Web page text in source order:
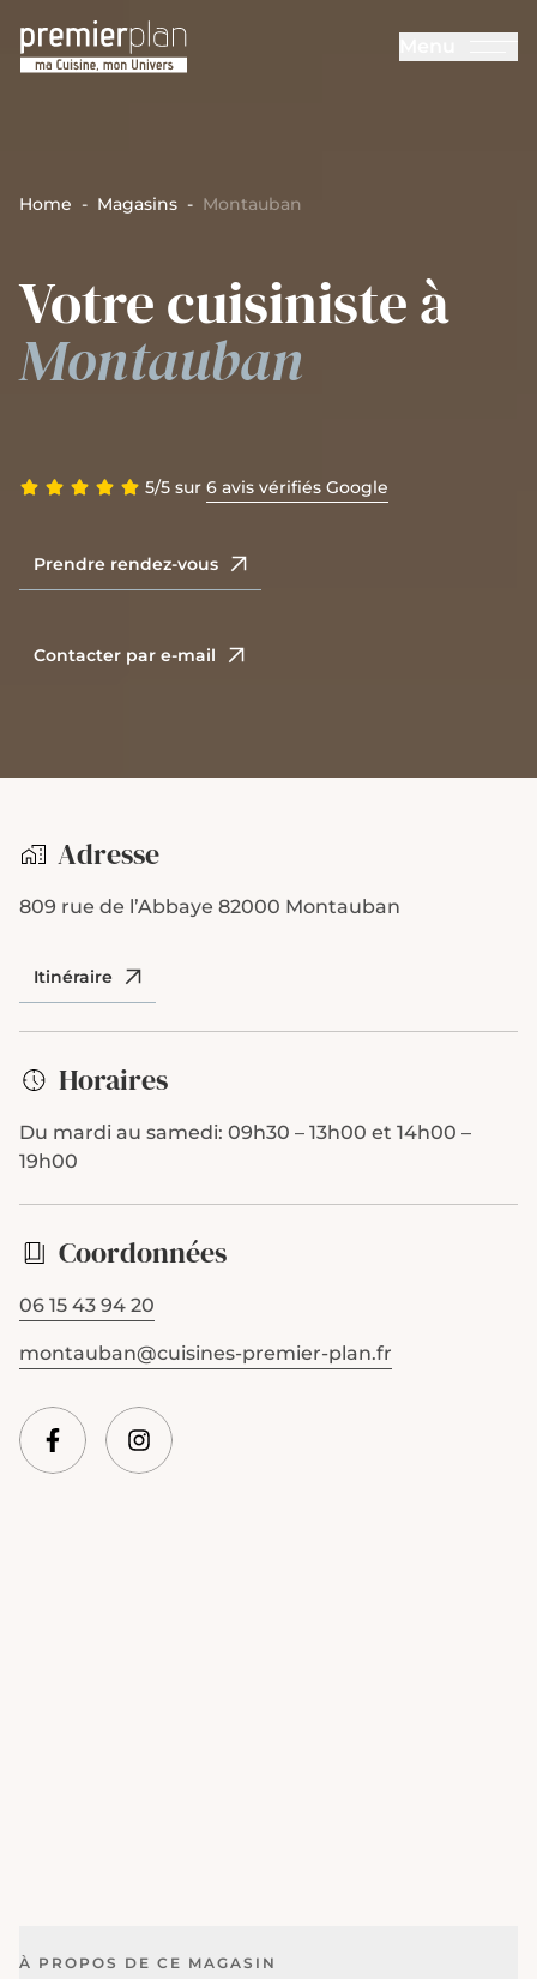
Home - Magasins - Montauban
Votre cuisiniste à
Montauban
5/5 sur 6 avis vérifiés Google
Prendre rendez-vous
Contacter par e-mail
Adresse
809 rue de l’Abbaye 82000 Montauban
Itinéraire
Horaires
Du mardi au samedi: 09h30 – 13h00 et 14h00 –
19h00
Coordonnées
06 15 43 94 20
montauban@cuisines-premier-plan.fr
À PROPOS DE CE MAGASIN